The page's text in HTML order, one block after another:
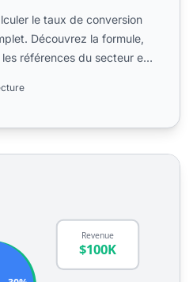
le taux de conversion
Découvrez la formule,
références du secteur et
- Calculez les Marges